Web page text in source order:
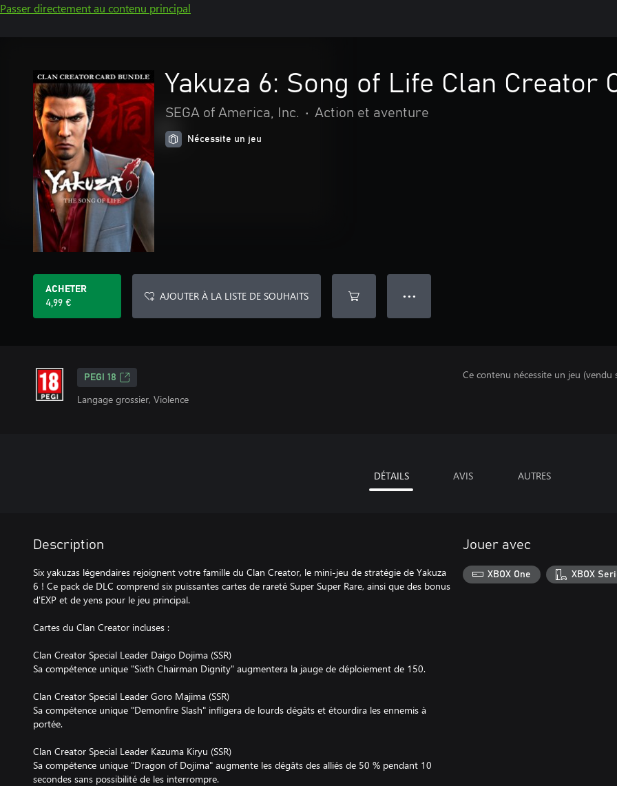
Passer directement au contenu principal
Yakuza 6: Song of Life Clan Creator
SEGA of America, Inc. • Action et aventure
Nécessite un jeu
ACHETER
4,99 €
AJOUTER À LA LISTE DE SOUHAITS ● ● ●
PEGI 18
Langage grossier, Violence
Ce contenu nécessite un jeu (vendu
DÉTAILS AVIS AUTRES
Description
Six yakuzas légendaires rejoignent votre famille du Clan Creator, le mini-jeu de stratégie de Yakuza
6 ! Ce pack de DLC comprend six puissantes cartes de rareté Super Super Rare, ainsi que des bonus
d'EXP et de yens pour le jeu principal.
Cartes du Clan Creator incluses :
Clan Creator Special Leader Daigo Dojima (SSR)
Sa compétence unique "Sixth Chairman Dignity" augmentera la jauge de déploiement de 150.
Clan Creator Special Leader Goro Majima (SSR)
Sa compétence unique "Demonfire Slash" infligera de lourds dégâts et étourdira les ennemis à
portée.
Clan Creator Special Leader Kazuma Kiryu (SSR)
Sa compétence unique "Dragon of Dojima" augmente les dégâts des alliés de 50 % pendant 10
secondes sans possibilité de les interrompre.
Jouer avec
XBOX One XBOX